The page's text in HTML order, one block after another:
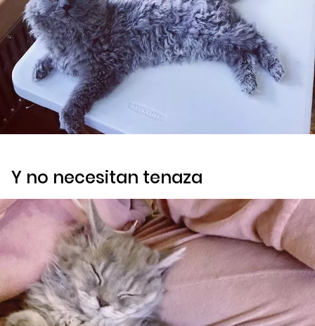
Y no necesitan tenaza